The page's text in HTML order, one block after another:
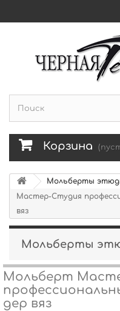
Корзина
Мольберты
Мастер-Студия
вяз
Мольберты
Мольберт
дер вяз